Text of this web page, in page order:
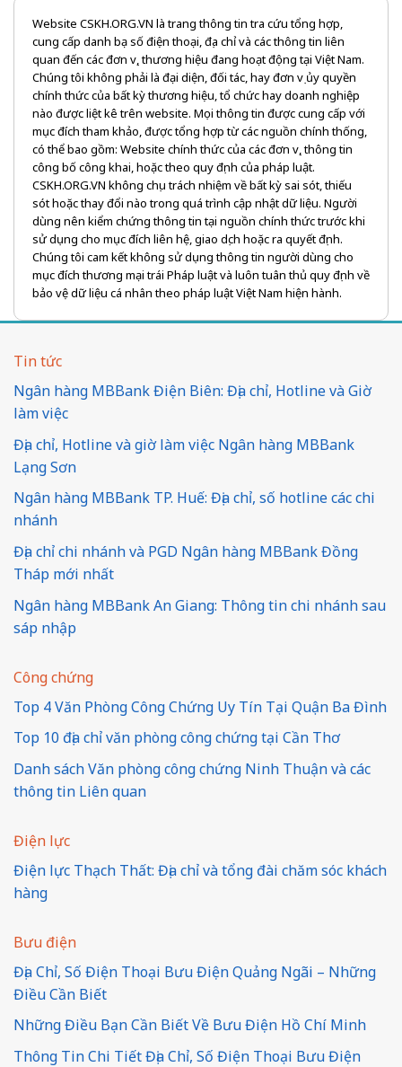
Website CSKH.ORG.VN là trang thông tin tra cứu tổng hợp,
cung cấp danh bạ số điện thoại, địa chỉ và các thông tin liên
quan đến các đơn vị, thương hiệu đang hoạt động tại Việt Nam.
Chúng tôi không phải là đại diện, đối tác, hay đơn vị ủy quyền
chính thức của bất kỳ thương hiệu, tổ chức hay doanh nghiệp
nào được liệt kê trên website. Mọi thông tin được cung cấp với
mục đích tham khảo, được tổng hợp từ các nguồn chính thống,
có thể bao gồm: Website chính thức của các đơn vị, thông tin
công bố công khai, hoặc theo quy định của pháp luật.
CSKH.ORG.VN không chịu trách nhiệm về bất kỳ sai sót, thiếu
sót hoặc thay đổi nào trong quá trình cập nhật dữ liệu. Người
dùng nên kiểm chứng thông tin tại nguồn chính thức trước khi
sử dụng cho mục đích liên hệ, giao dịch hoặc ra quyết định.
Chúng tôi cam kết không sử dụng thông tin người dùng cho
mục đích thương mại trái Pháp luật và luôn tuân thủ quy định về
bảo vệ dữ liệu cá nhân theo pháp luật Việt Nam hiện hành.
Tin tức
Ngân hàng MBBank Điện Biên: Địa chỉ, Hotline và Giờ
làm việc
Địa chỉ, Hotline và giờ làm việc Ngân hàng MBBank
Lạng Sơn
Ngân hàng MBBank TP. Huế: Địa chỉ, số hotline các chi
nhánh
Địa chỉ chi nhánh và PGD Ngân hàng MBBank Đồng
Tháp mới nhất
Ngân hàng MBBank An Giang: Thông tin chi nhánh sau
sáp nhập
Công chứng
Top 4 Văn Phòng Công Chứng Uy Tín Tại Quận Ba Đình
Top 10 địa chỉ văn phòng công chứng tại Cần Thơ
Danh sách Văn phòng công chứng Ninh Thuận và các
thông tin Liên quan
Điện lực
Điện lực Thạch Thất: Địa chỉ và tổng đài chăm sóc khách
hàng
Bưu điện
Địa Chỉ, Số Điện Thoại Bưu Điện Quảng Ngãi – Những
Điều Cần Biết
Những Điều Bạn Cần Biết Về Bưu Điện Hồ Chí Minh
Thông Tin Chi Tiết Địa Chỉ, Số Điện Thoại Bưu Điện